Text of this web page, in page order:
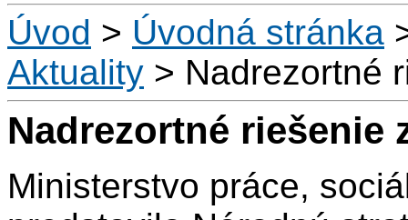
Úvod > Úvodná stránka
Aktuality > Nadrezortné
Nadrezortné riešenie
Ministerstvo práce,